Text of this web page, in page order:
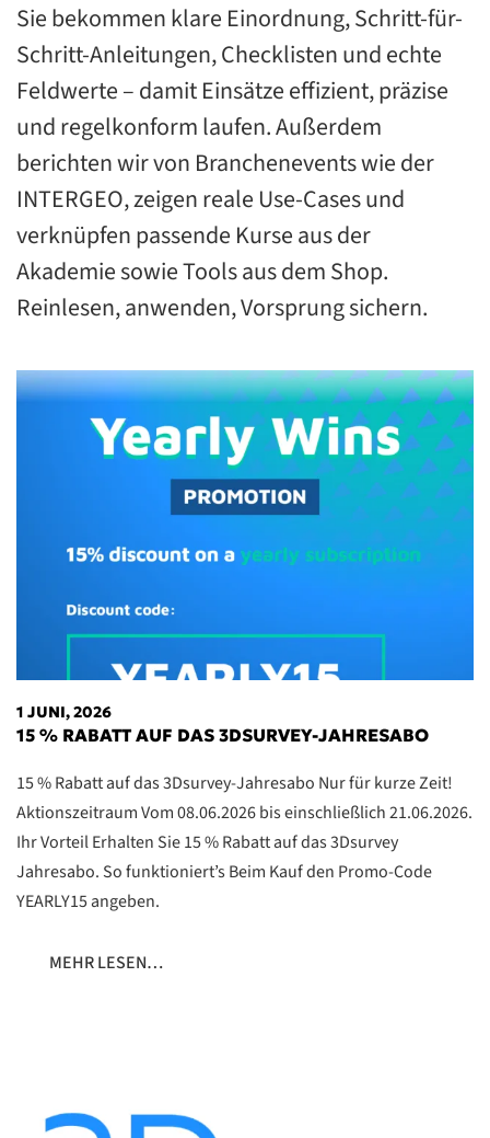
Sie bekommen klare Einordnung, Schritt-für-
Schritt-Anleitungen, Checklisten und echte
Feldwerte – damit Einsätze effizient, präzise
und regelkonform laufen. Außerdem
berichten wir von Branchenevents wie der
INTERGEO, zeigen reale Use-Cases und
verknüpfen passende Kurse aus der
Akademie sowie Tools aus dem Shop.
Reinlesen, anwenden, Vorsprung sichern.
1 JUNI, 2026
15 % RABATT AUF DAS 3DSURVEY-JAHRESABO
15 % Rabatt auf das 3Dsurvey-Jahresabo Nur für kurze Zeit!
Aktionszeitraum Vom 08.06.2026 bis einschließlich 21.06.2026.
Ihr Vorteil Erhalten Sie 15 % Rabatt auf das 3Dsurvey
Jahresabo. So funktioniert’s Beim Kauf den Promo-Code
YEARLY15 angeben.
MEHR LESEN…